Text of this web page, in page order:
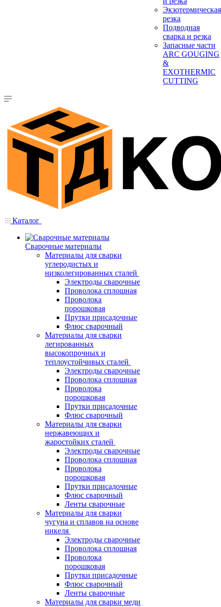
Экзотермическая
резка
Подводная
сварка и резка
Запасные части
ARC GOUGING
&
EXOTHERMIC
CUTTING
Каталог
Сварочные материалы
Материалы для сварки
углеродистых и
низколегированных сталей
Электроды сварочные
Проволока сплошная
Проволока
порошковая
Прутки присадочные
Флюс сварочный
Материалы для сварки
легированных
высокопрочных и
теплоустойчивых сталей
Электроды сварочные
Проволока сплошная
Проволока
порошковая
Прутки присадочные
Флюс сварочный
Материалы для сварки
нержавеющих и
жаростойких сталей
Электроды сварочные
Проволока сплошная
Проволока
порошковая
Прутки присадочные
Флюс сварочный
Ленты сварочные
Материалы для сварки
чугуна и сплавов на основе
никеля
Электроды сварочные
Проволока сплошная
Проволока
порошковая
Прутки присадочные
Флюс сварочный
Ленты сварочные
Материалы для сварки меди